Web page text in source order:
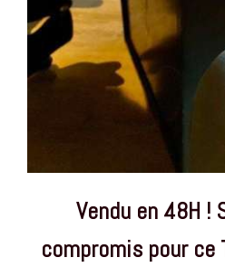
Vendu en 48H !
compromis pour ce